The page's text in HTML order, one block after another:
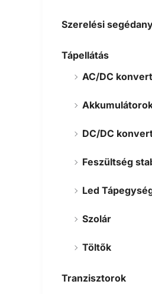
Szerelési
Tápellátás
AC/DC
DC/DC
Feszültség
Led
Szolár
Töltők
Tranzisztorok